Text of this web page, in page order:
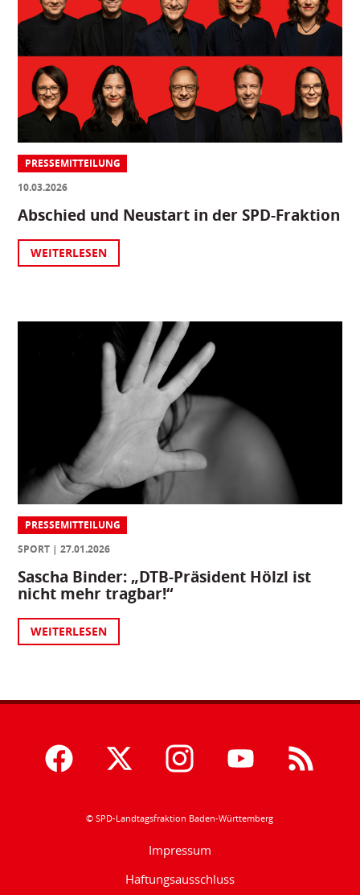
PRESSEMITTEILUNG
10.03.2026
Abschied und Neustart in der SPD-Fraktion
WEITERLESEN
PRESSEMITTEILUNG
SPORT
27.01.2026
Sascha Binder: „DTB-Präsident Hölzl ist
nicht mehr tragbar!“
WEITERLESEN
© SPD-Landtagsfraktion Baden-Württemberg
Impressum
Haftungsausschluss